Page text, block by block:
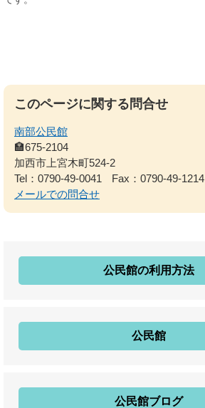
このページに関する問合せ
南部公民館
🏣675-2104
加西市上宮木町524-2
Tel：0790-49-0041
Fax：0790-49-1214
メールでの問合せ
公民館の利用方法
公民館
公民館ブログ